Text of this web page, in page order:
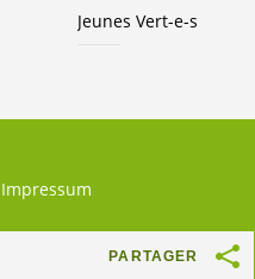
PARTAGER
Jeunes Vert-e-s
Impressum